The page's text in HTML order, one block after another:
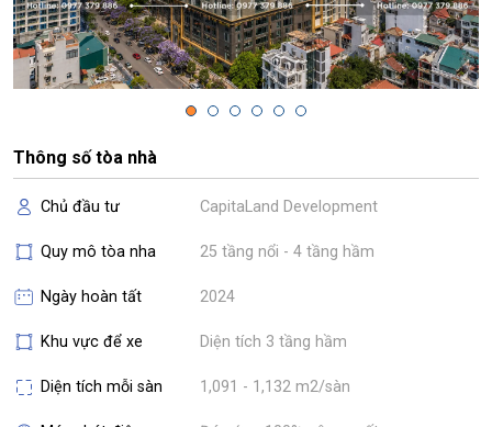
Thông số tòa nhà
Chủ đầu tư CapitaLand Development
Quy mô tòa nha 25 tầng nổi - 4 tầng hầm
Ngày hoàn tất 2024
Khu vực để xe Diện tích 3 tầng hầm
Diện tích mỗi sàn 1,091 - 1,132 m2/sàn